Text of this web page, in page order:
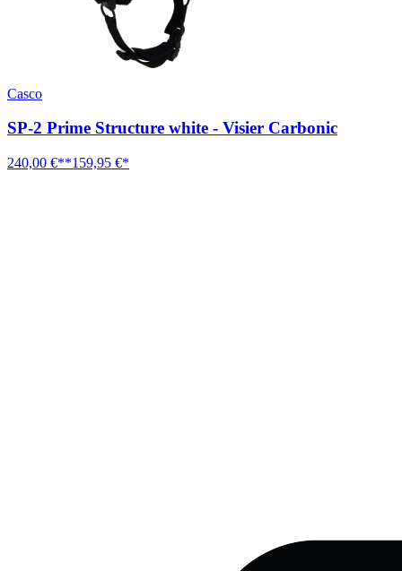
Casco
SP-2 Prime Structure white - Visier Carbonic
240,00 €**159,95 €*